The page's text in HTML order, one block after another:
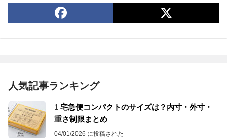
人気記事ランキング
1 宅急便コンパクトのサイズは？内寸・外寸・
重さ制限まとめ
04/01/2026 に投稿された